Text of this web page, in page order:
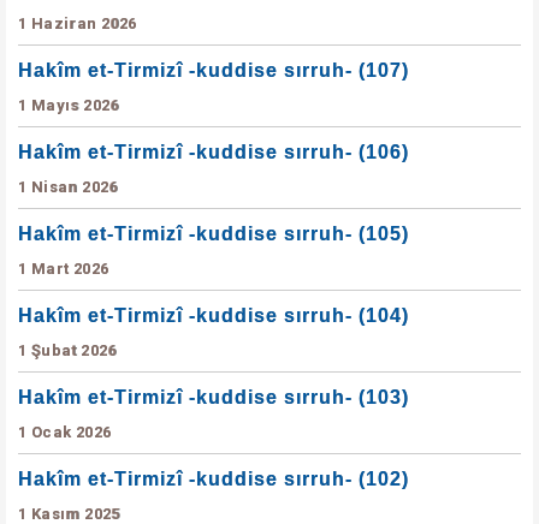
1 Haziran 2026
Hakîm et-Tirmizî -kuddise sırruh- (107)
1 Mayıs 2026
Hakîm et-Tirmizî -kuddise sırruh- (106)
1 Nisan 2026
Hakîm et-Tirmizî -kuddise sırruh- (105)
1 Mart 2026
Hakîm et-Tirmizî -kuddise sırruh- (104)
1 Şubat 2026
Hakîm et-Tirmizî -kuddise sırruh- (103)
1 Ocak 2026
Hakîm et-Tirmizî -kuddise sırruh- (102)
1 Kasım 2025